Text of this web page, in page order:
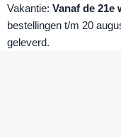
Vakantie: Vanaf de
bestellingen t/m 20
geleverd.